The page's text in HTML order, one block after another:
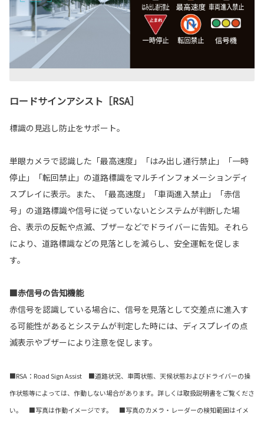
ロードサインアシスト［RSA］
標識の見逃し防止をサポート。
単眼カメラで認識した「最高速度」「はみ出し通行禁止」「一時
停止」「転回禁止」の道路標識をマルチインフォメーションディ
スプレイに表示。また、「最高速度」「車両進入禁止」「赤信
号」の道路標識や信号に従っていないとシステムが判断した場
合、表示の反転や点滅、ブザーなどでドライバーに告知。それら
により、道路標識などの見落としを減らし、安全運転を促しま
す。
■赤信号の告知機能
赤信号を認識している場合に、信号を見落として交差点に進入す
る可能性があるとシステムが判定した時には、ディスプレイの点
滅表示やブザーにより注意を促します。
■RSA：Road Sign Assist ■道路状況、車両状態、天候状態およびドライバーの操
作状態等によっては、作動しない場合があります。詳しくは取扱説明書をご覧くださ
い。 ■写真は作動イメージです。 ■写真のカメラ・レーダーの検知範囲はイメ